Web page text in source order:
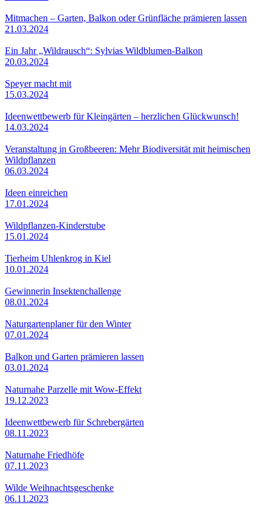
Mitmachen – Garten, Balkon oder Grünfläche prämieren lassen
21.03.2024
Ein Jahr „Wildrausch“: Sylvias Wildblumen-Balkon
20.03.2024
Speyer macht mit
15.03.2024
Ideenwettbewerb für Kleingärten – herzlichen Glückwunsch!
14.03.2024
Veranstaltung in Großbeeren: Mehr Biodiversität mit heimischen
Wildpflanzen
06.03.2024
Ideen einreichen
17.01.2024
Wildpflanzen-Kinderstube
15.01.2024
Tierheim Uhlenkrog in Kiel
10.01.2024
Gewinnerin Insektenchallenge
08.01.2024
Naturgartenplaner für den Winter
07.01.2024
Balkon und Garten prämieren lassen
03.01.2024
Naturnahe Parzelle mit Wow-Effekt
19.12.2023
Ideenwettbewerb für Schrebergärten
08.11.2023
Naturnahe Friedhöfe
07.11.2023
Wilde Weihnachtsgeschenke
06.11.2023